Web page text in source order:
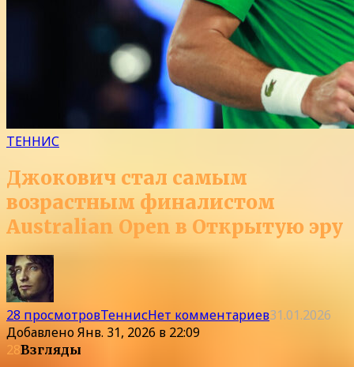
ТЕННИС
Джокович стал самым
возрастным финалистом
Australian Open в Открытую эру
28 просмотровТеннисНет комментариев31.01.2026
ДобавленоЯнв. 31, 2026 в 22:09
28Взгляды